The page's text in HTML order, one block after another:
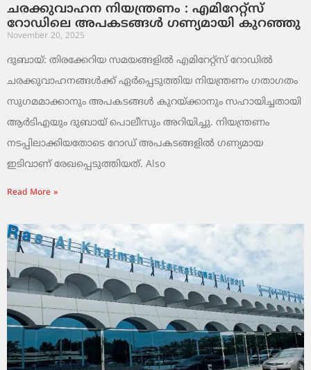
ചരക്കുവാഹന നിയന്ത്രണം : എമിറേറ്റ്സ്
റോഡിലെ അപകടങ്ങൾ ഗണ്യമായി കുറഞ്ഞു
November 20, 2025
ദുബായ്: തിരക്കേറിയ സമയങ്ങളിൽ എമിറേറ്റ്സ് റോഡിൽ
ചരക്കുവാഹനങ്ങൾക്ക് ഏർപ്പെടുത്തിയ നിയന്ത്രണം ഗതാഗതം
സുഗമമാക്കാനും അപകടങ്ങൾ കുറയ്ക്കാനും സഹായിച്ചതായി
ആർടിഎയും ദുബായ് പൊലീസും അറിയിച്ചു. നിയന്ത്രണം
നടപ്പിലാക്കിയതോടെ റോഡ് അപകടങ്ങളിൽ ഗണ്യമായ
ഇടിവാണ് രേഖപ്പെടുത്തിയത്. Also
Read More »